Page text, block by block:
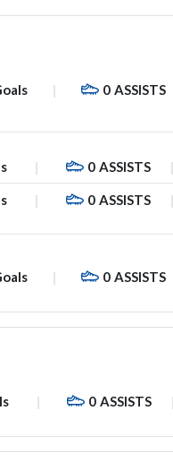
0 ASSISTS
0 ASSISTS
0 ASSISTS
0 ASSISTS
0 ASSISTS